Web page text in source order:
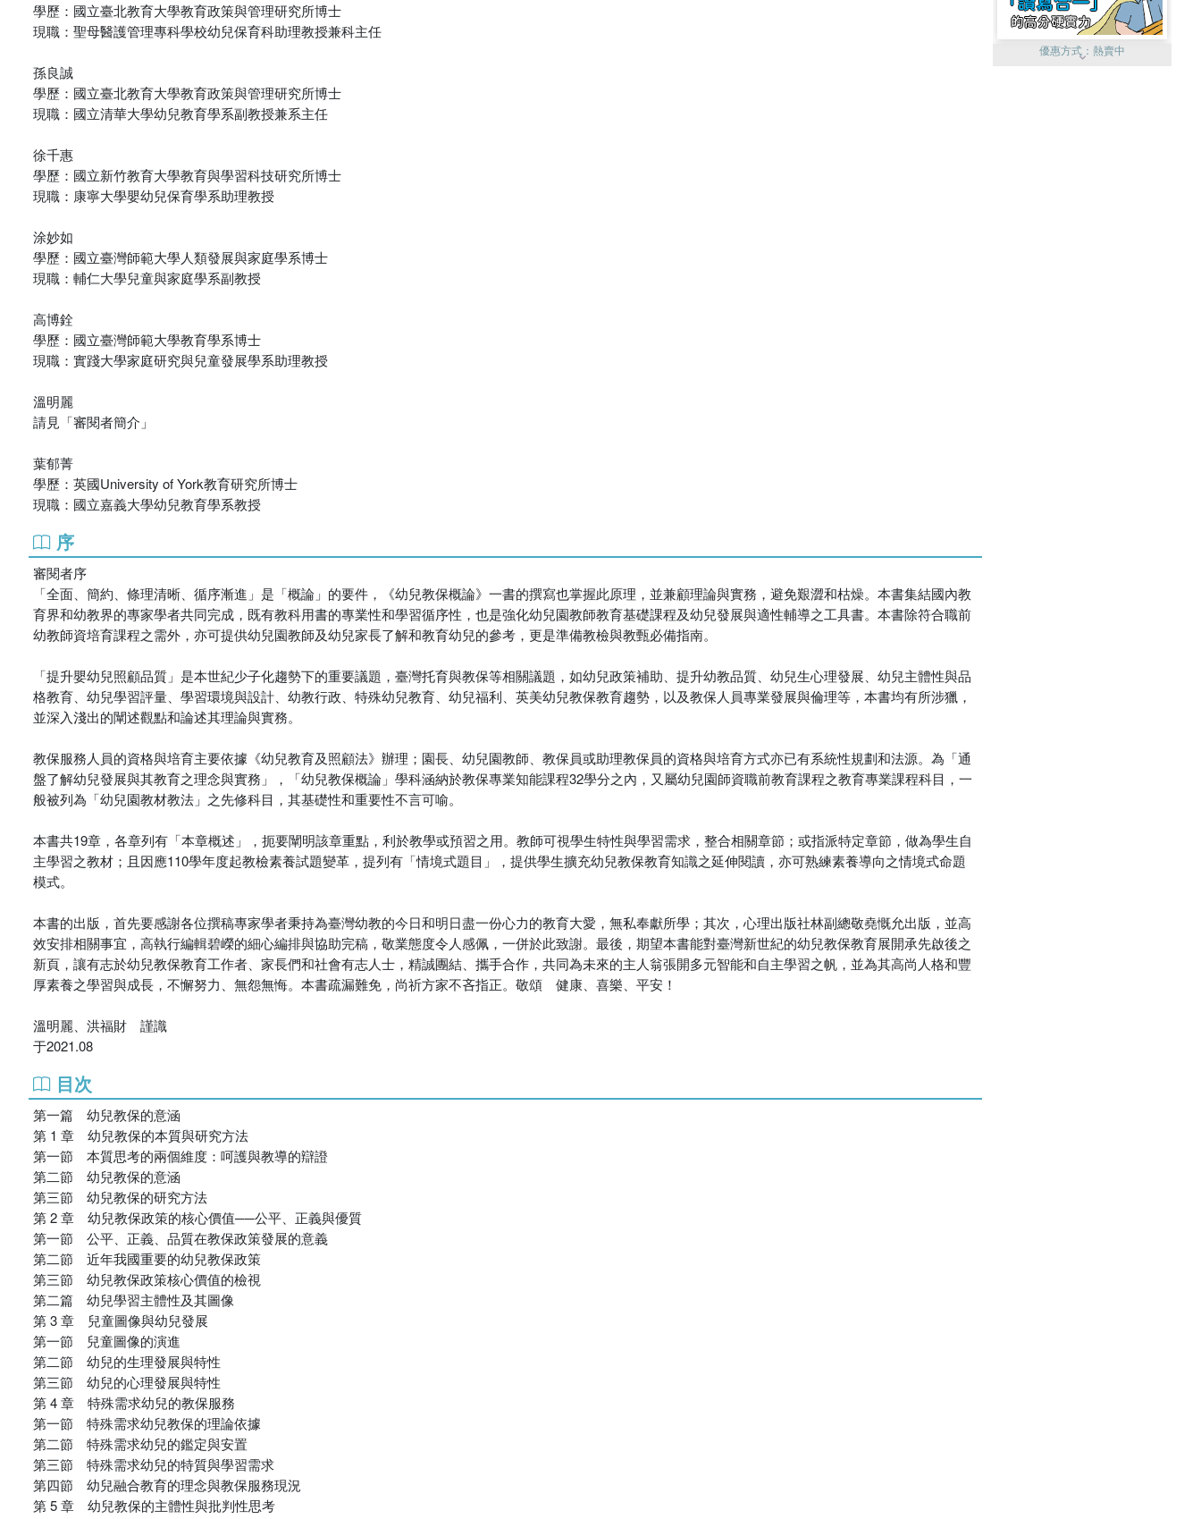
學歷：國立臺北教育大學教育政策與管理研究所博士
現職：聖母醫護管理專科學校幼兒保育科助理教授兼科主任
孫良誠
學歷：國立臺北教育大學教育政策與管理研究所博士
現職：國立清華大學幼兒教育學系副教授兼系主任
徐千惠
學歷：國立新竹教育大學教育與學習科技研究所博士
現職：康寧大學嬰幼兒保育學系助理教授
涂妙如
學歷：國立臺灣師範大學人類發展與家庭學系博士
現職：輔仁大學兒童與家庭學系副教授
高博銓
學歷：國立臺灣師範大學教育學系博士
現職：實踐大學家庭研究與兒童發展學系助理教授
溫明麗
請見「審閱者簡介」
葉郁菁
學歷：英國University of York教育研究所博士
現職：國立嘉義大學幼兒教育學系教授
序
審閱者序
「全面、簡約、條理清晰、循序漸進」是「概論」的要件，《幼兒教保概論》一書的撰寫也掌握此原理，並兼顧理論與實務，避免艱澀和枯燥。本書集結國內教
育界和幼教界的專家學者共同完成，既有教科用書的專業性和學習循序性，也是強化幼兒園教師教育基礎課程及幼兒發展與適性輔導之工具書。本書除符合職前
幼教師資培育課程之需外，亦可提供幼兒園教師及幼兒家長了解和教育幼兒的參考，更是準備教檢與教甄必備指南。
「提升嬰幼兒照顧品質」是本世紀少子化趨勢下的重要議題，臺灣托育與教保等相關議題，如幼兒政策補助、提升幼教品質、幼兒生心理發展、幼兒主體性與品
格教育、幼兒學習評量、學習環境與設計、幼教行政、特殊幼兒教育、幼兒福利、英美幼兒教保教育趨勢，以及教保人員專業發展與倫理等，本書均有所涉獵，
並深入淺出的闡述觀點和論述其理論與實務。
教保服務人員的資格與培育主要依據《幼兒教育及照顧法》辦理；園長、幼兒園教師、教保員或助理教保員的資格與培育方式亦已有系統性規劃和法源。為「通
盤了解幼兒發展與其教育之理念與實務」，「幼兒教保概論」學科涵納於教保專業知能課程32學分之內，又屬幼兒園師資職前教育課程之教育專業課程科目，一
般被列為「幼兒園教材教法」之先修科目，其基礎性和重要性不言可喻。
本書共19章，各章列有「本章概述」，扼要闡明該章重點，利於教學或預習之用。教師可視學生特性與學習需求，整合相關章節；或指派特定章節，做為學生自
主學習之教材；且因應110學年度起教檢素養試題變革，提列有「情境式題目」，提供學生擴充幼兒教保教育知識之延伸閱讀，亦可熟練素養導向之情境式命題
模式。
本書的出版，首先要感謝各位撰稿專家學者秉持為臺灣幼教的今日和明日盡一份心力的教育大愛，無私奉獻所學；其次，心理出版社林副總敬堯慨允出版，並高
效安排相關事宜，高執行編輯碧嶸的細心編排與協助完稿，敬業態度令人感佩，一併於此致謝。最後，期望本書能對臺灣新世紀的幼兒教保教育展開承先啟後之
新頁，讓有志於幼兒教保教育工作者、家長們和社會有志人士，精誠團結、攜手合作，共同為未來的主人翁張開多元智能和自主學習之帆，並為其高尚人格和豐
厚素養之學習與成長，不懈努力、無怨無悔。本書疏漏難免，尚祈方家不吝指正。敬頌 健康、喜樂、平安！
溫明麗、洪福財 謹識
于2021.08
目次
第一篇 幼兒教保的意涵
第 1 章 幼兒教保的本質與研究方法
第一節 本質思考的兩個維度：呵護與教導的辯證
第二節 幼兒教保的意涵
第三節 幼兒教保的研究方法
第 2 章 幼兒教保政策的核心價值──公平、正義與優質
第一節 公平、正義、品質在教保政策發展的意義
第二節 近年我國重要的幼兒教保政策
第三節 幼兒教保政策核心價值的檢視
第二篇 幼兒學習主體性及其圖像
第 3 章 兒童圖像與幼兒發展
第一節 兒童圖像的演進
第二節 幼兒的生理發展與特性
第三節 幼兒的心理發展與特性
第 4 章 特殊需求幼兒的教保服務
第一節 特殊需求幼兒教保的理論依據
第二節 特殊需求幼兒的鑑定與安置
第三節 特殊需求幼兒的特質與學習需求
第四節 幼兒融合教育的理念與教保服務現況
第 5 章 幼兒教保的主體性與批判性思考
優惠方式： 熱賣中